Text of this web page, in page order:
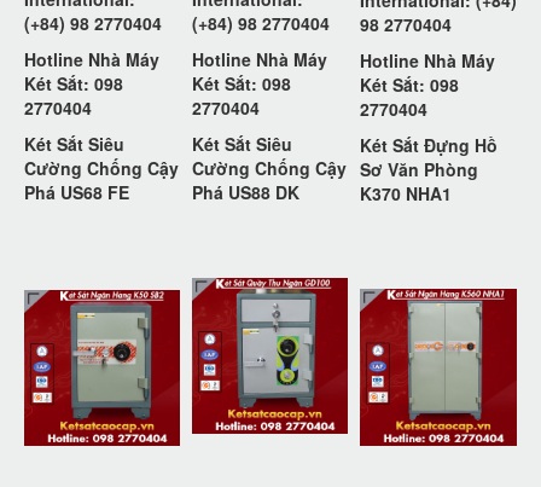
(+84) 98 2770404
Hotline Nhà Máy
Két Sắt: 098
2770404
Két Sắt Siêu
Cường Chống Cậy
Phá US68 FE
(+84) 98 2770404
Hotline Nhà Máy
Két Sắt: 098
2770404
Két Sắt Siêu
Cường Chống Cậy
Phá US88 DK
98 2770404
Hotline Nhà Máy
Két Sắt: 098
2770404
Két Sắt Đựng Hồ
Sơ Văn Phòng
K370 NHA1